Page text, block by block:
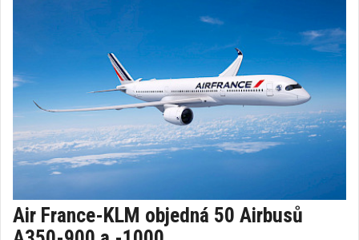
Air France-KLM objedná 50 Airbusů